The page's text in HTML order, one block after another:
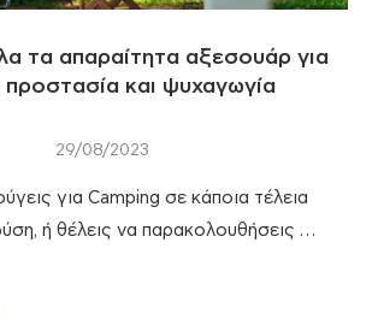
τα απαραίτητα αξεσουάρ για
και ψυχαγωγία
29/08/2023
για Camping σε κάποια τέλεια
ή θέλεις να παρακολουθήσεις …